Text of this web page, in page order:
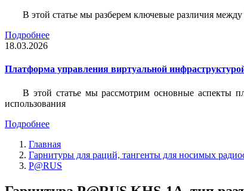
В этой статье мы разберем ключевые различия
Подробнее
18.03.2026
Платформа управления виртуальной
В этой статье мы рассмотрим основные аспекты
использования
Подробнее
Главная
Гарнитуры для раций, тангенты для носимых
P@RUS